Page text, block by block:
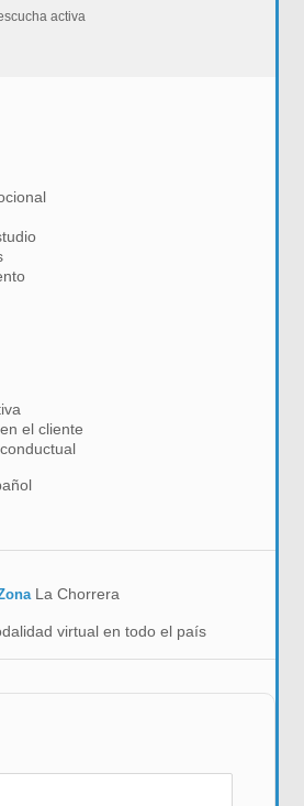
activa
el cliente
La Chorrera
virtual en todo el país